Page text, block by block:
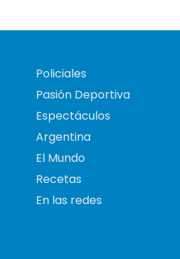
Policiales
Pasión Deportiva
Espectáculos
Argentina
El Mundo
Recetas
En las redes